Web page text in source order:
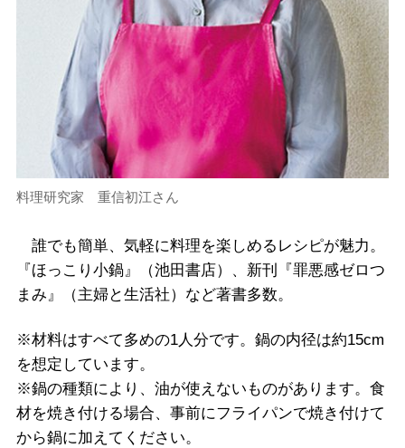
料理研究家 重信初江さん
誰でも簡単、気軽に料理を楽しめるレシピが魅力。
『ほっこり小鍋』（池田書店）、新刊『罪悪感ゼロつ
まみ』（主婦と生活社）など著書多数。
※材料はすべて多めの1人分です。鍋の内径は約15cm
を想定しています。
※鍋の種類により、油が使えないものがあります。食
材を焼き付ける場合、事前にフライパンで焼き付けて
から鍋に加えてください。